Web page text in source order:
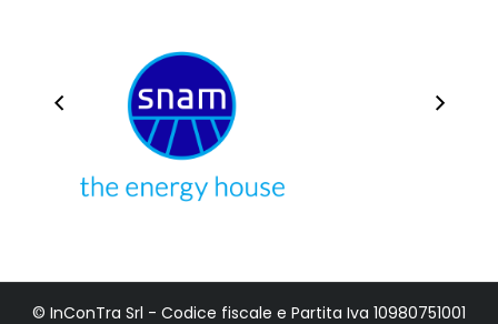
© InConTra Srl - Codice fiscale e Partita Iva 10980751001